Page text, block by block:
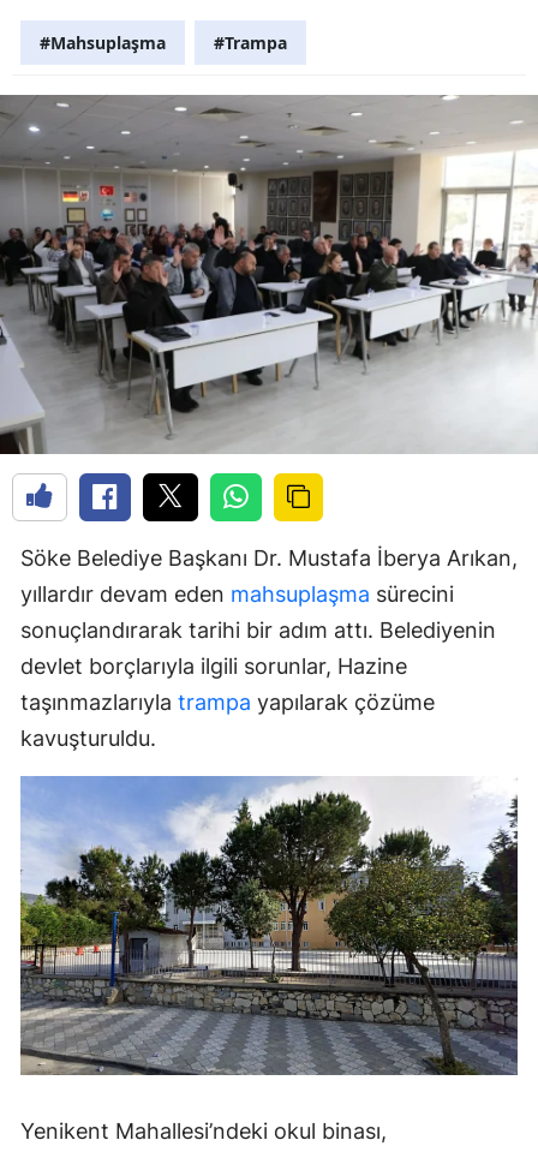
#Mahsuplaşma #Trampa
Söke Belediye Başkanı Dr. Mustafa İberya Arıkan,
yıllardır devam eden mahsuplaşma sürecini
sonuçlandırarak tarihi bir adım attı. Belediyenin
devlet borçlarıyla ilgili sorunlar, Hazine
taşınmazlarıyla trampa yapılarak çözüme
kavuşturuldu.
Yenikent Mahallesi’ndeki okul binası,